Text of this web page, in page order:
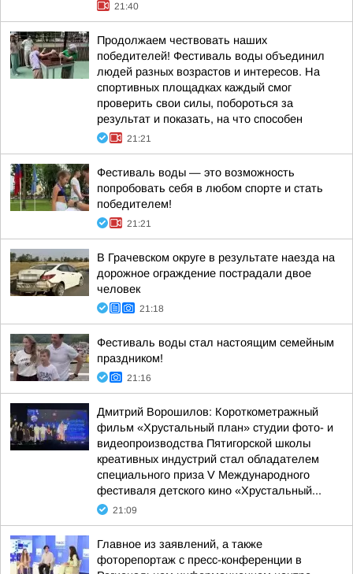
21:40
Продолжаем чествовать наших
победителей! Фестиваль воды объединил
людей разных возрастов и интересов. На
спортивных площадках каждый смог
проверить свои силы, побороться за
результат и показать, на что способен
21:21
Фестиваль воды — это возможность
попробовать себя в любом спорте и стать
победителем!
21:21
В Грачевском округе в результате наезда на
дорожное ограждение пострадали двое
человек
21:18
Фестиваль воды стал настоящим семейным
праздником!
21:16
Дмитрий Ворошилов: Короткометражный
фильм «Хрустальный план» студии фото- и
видеопроизводства Пятигорской школы
креативных индустрий стал обладателем
специального приза V Международного
фестиваля детского кино «Хрустальный...
21:09
Главное из заявлений, а также
фоторепортаж с пресс-конференции в